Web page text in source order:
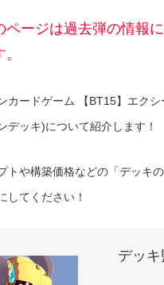
ージは過去弾の情報
カードゲーム 【BT15】エク
デッキ)について紹介します！
トや構築価格などの「デッキ
してください！
デッ